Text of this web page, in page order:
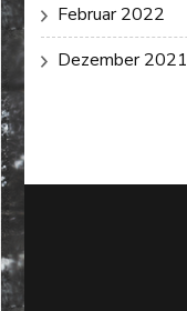
Februar 2022
Dezember 2021